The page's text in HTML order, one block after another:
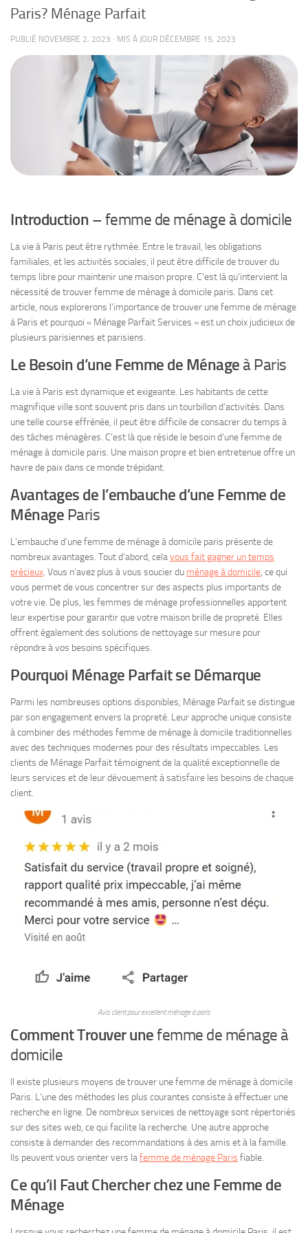
Paris? Ménage Parfait
PUBLIÉ NOVEMBRE 2, 2023 · MIS À JOUR DÉCEMBRE 15, 2023
Introduction – femme de ménage à domicile
La vie à Paris peut être rythmée. Entre le travail, les obligations
familiales, et les activités sociales, il peut être difficile de trouver du
temps libre pour maintenir une maison propre. C’est là qu’intervient la
nécessité de trouver femme de ménage à domicile paris. Dans cet
article, nous explorerons l’importance de trouver une femme de ménage
à Paris et pourquoi « Ménage Parfait Services » est un choix judicieux de
plusieurs parisiennes et parisiens.
Le Besoin d’une Femme de Ménage à Paris
La vie à Paris est dynamique et exigeante. Les habitants de cette
magnifique ville sont souvent pris dans un tourbillon d’activités. Dans
une telle course effrénée, il peut être difficile de consacrer du temps à
des tâches ménagères. C’est là que réside le besoin d’une femme de
ménage à domicile paris. Une maison propre et bien entretenue offre un
havre de paix dans ce monde trépidant.
Avantages de l’embauche d’une Femme de
Ménage Paris
L’embauche d’une femme de ménage à domicile paris présente de
nombreux avantages. Tout d’abord, celavous fait gagner un temps
précieux. Vous n’avez plus à vous soucier du ménage à domicile, ce qui
vous permet de vous concentrer sur des aspects plus importants de
votre vie. De plus, les femmes de ménage professionnelles apportent
leur expertise pour garantir que votre maison brille de propreté. Elles
offrent également des solutions de nettoyage sur mesure pour
répondre à vos besoins spécifiques.
Pourquoi Ménage Parfait se Démarque
Parmi les nombreuses options disponibles, Ménage Parfait se distingue
par son engagement envers la propreté. Leur approche unique consiste
à combiner des méthodes femme de ménage à domicile traditionnelles
avec des techniques modernes pour des résultats impeccables. Les
clients de Ménage Parfait témoignent de la qualité exceptionnelle de
leurs services et de leur dévouement à satisfaire les besoins de chaque
client.
Avis client pour excellent ménage à paris
Comment Trouver unefemme de ménage à
domicile
Il existe plusieurs moyens de trouver une femme de ménage à domicile
Paris. L’une des méthodes les plus courantes consiste à effectuer une
recherche en ligne. De nombreux services de nettoyage sont répertoriés
sur des sites web, ce qui facilite la recherche. Une autre approche
consiste à demander des recommandations à des amis et à la famille.
Ils peuvent vous orienter vers lafemme de ménage Paris fiable.
Ce qu’il Faut Chercher chez une Femme de
Ménage